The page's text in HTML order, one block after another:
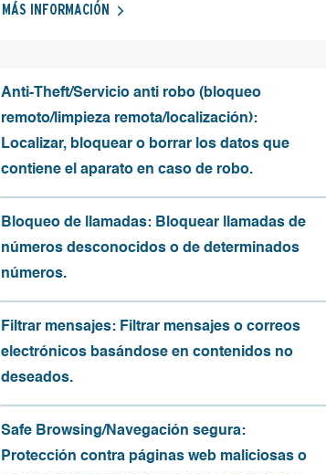
MÁS INFORMACIÓN
Anti-Theft/Servicio anti robo (bloqueo
remoto/limpieza remota/localización):
Localizar, bloquear o borrar los datos que
contiene el aparato en caso de robo.
Bloqueo de llamadas: Bloquear llamadas de
números desconocidos o de determinados
números.
Filtrar mensajes: Filtrar mensajes o correos
electrónicos basándose en contenidos no
deseados.
Safe Browsing/Navegación segura:
Protección contra páginas web maliciosas o